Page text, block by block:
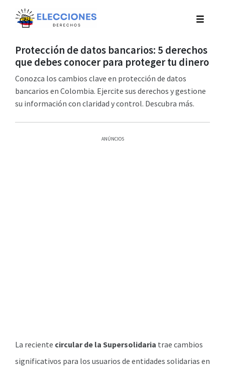
Protección de datos bancarios: 5 derechos
que debes conocer para proteger tu dinero
Conozca los cambios clave en protección de datos
bancarios en Colombia. Ejercite sus derechos y gestione
su información con claridad y control. Descubra más.
ANÚNCIOS
La reciente circular de la Supersolidaria trae cambios
significativos para los usuarios de entidades solidarias en